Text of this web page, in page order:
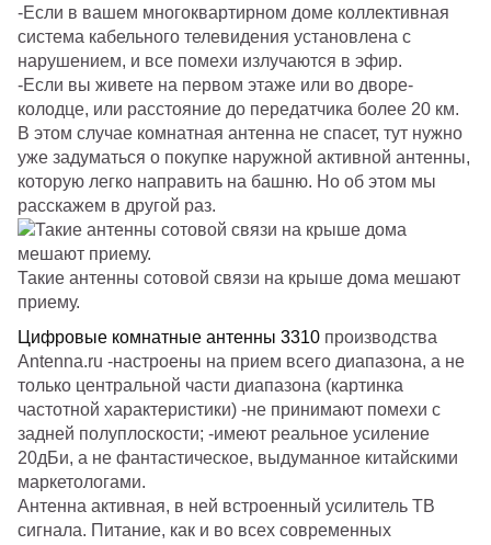
-Если в вашем многоквартирном доме коллективная
система кабельного телевидения установлена с
нарушением, и все помехи излучаются в эфир.
-Если вы живете на первом этаже или во дворе-
колодце, или расстояние до передатчика более 20 км.
В этом случае комнатная антенна не спасет, тут нужно
уже задуматься о покупке наружной активной антенны,
которую легко направить на башню. Но об этом мы
расскажем в другой раз.
Такие антенны сотовой связи на крыше дома мешают
приему.
Цифровые комнатные антенны 3310 производства
Antenna.ru -настроены на прием всего диапазона, а не
только центральной части диапазона (картинка
частотной характеристики) -не принимают помехи с
задней полуплоскости; -имеют реальное усиление
20дБи, а не фантастическое, выдуманное китайскими
маркетологами.
Антенна активная, в ней встроенный усилитель ТВ
сигнала. Питание, как и во всех современных